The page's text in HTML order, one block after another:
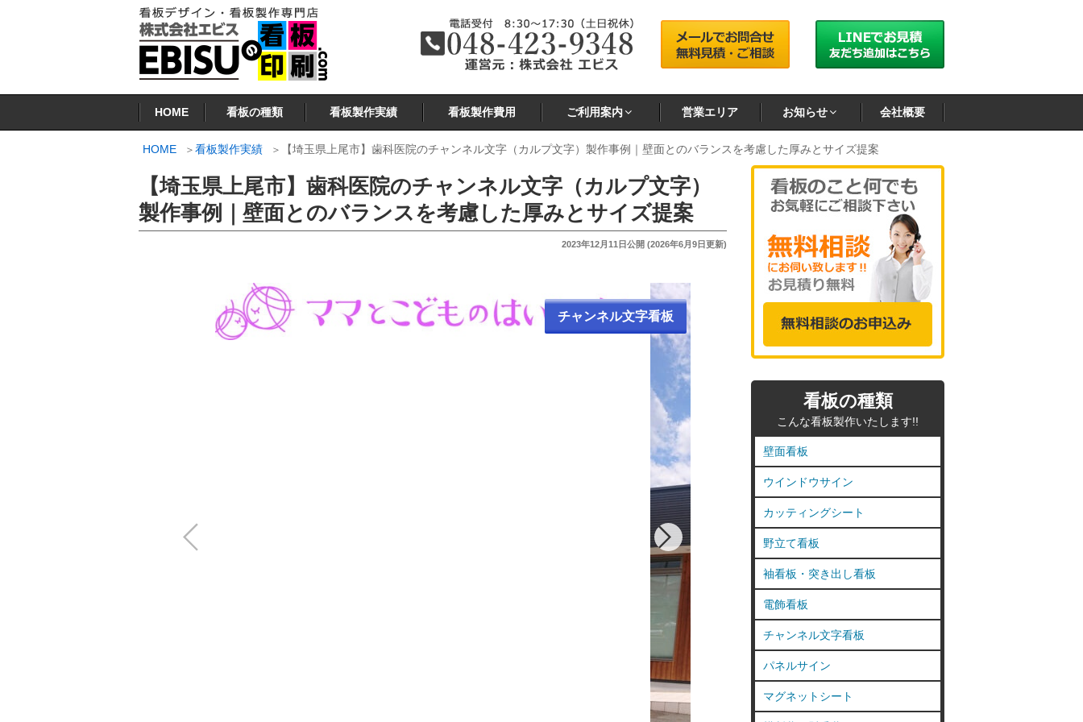
ツ
看板印刷.COM
HOME 看板の種類 看板製作実績 看板製作費用 ご利用案内 営業エリア お知らせ 会社概要
HOME 看板製作実績 【埼玉県上尾市】歯科医院のチャンネル文字（カルプ文字）製作事例｜壁面とのバランスを考慮した厚みとサイズ提案
【埼玉県上尾市】歯科医院のチャンネル文字（カルプ文字）
製作事例｜壁面とのバランスを考慮した厚みとサイズ提案
投
2023年12月11日公開 (2026年6月9日更新)
チャンネル文字看板
看板の種類
こんな看板製作いたします!!
壁面看板
ウインドウサイン
カッティングシート
野立て看板
袖看板・突き出し看板
電飾看板
チャンネル文字看板
パネルサイン
マグネットシート